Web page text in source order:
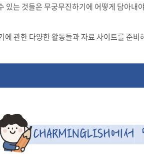
있는 것들은 무궁무진하기에 어떻게 담아내
에 관한 다양한 활동들과 자료 사이트를 준